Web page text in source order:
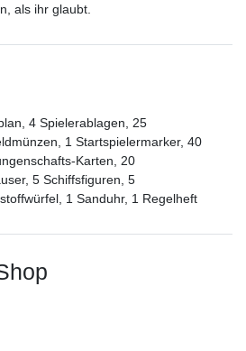
als ihr glaubt.
4 Spielerablagen, 25
1 Startspielermarker, 40
Karten, 20
5 Schiffsfiguren, 5
1 Sanduhr, 1 Regelheft